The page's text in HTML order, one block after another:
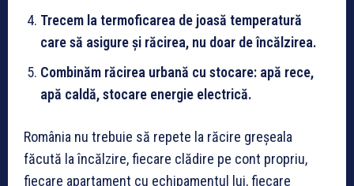
Trecem la termoficarea de joasă temperatură
care să asigure și răcirea, nu doar de încălzirea.
Combinăm răcirea urbană cu stocare: apă rece,
apă caldă, stocare energie electrică.
România nu trebuie să repete la răcire greșeala
făcută la încălzire, fiecare clădire pe cont propriu,
fiecare apartament cu echipamentul lui, fiecare